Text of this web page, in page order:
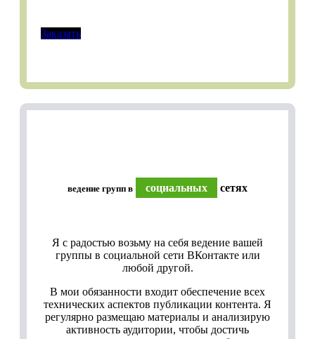
Заказать
ведение групп в социальных сетях
Я с радостью возьму на себя ведение вашей
группы в социальной сети ВКонтакте или
любой другой.
В мои обязанности входит обеспечение всех
технических аспектов публикации контента. Я
регулярно размещаю материалы и анализирую
активность аудитории, чтобы достичь